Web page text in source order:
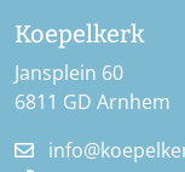
Koepelkerk
Jansplein 60
6811 GD Arnhem